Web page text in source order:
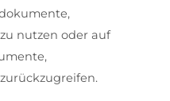
nutzen oder auf